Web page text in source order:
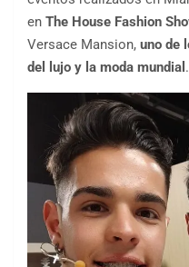
en The House Fashion
Versace Mansion, uno de
del lujo y la moda mundial .